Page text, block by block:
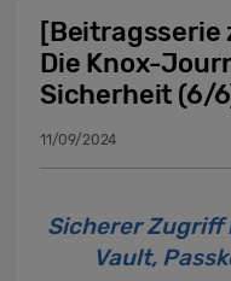
[Beitragsserie
Die Knox-
Sicherheit (6/
11/09/2024
Sicherer Zugriff
Vault,